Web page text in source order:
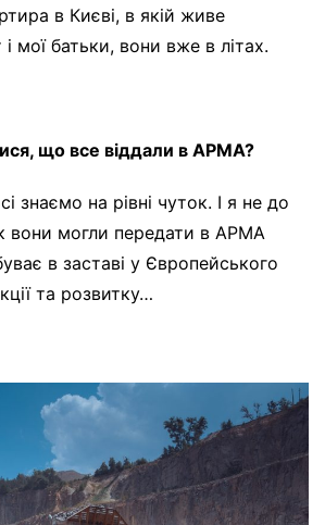
в Києві, в якій живе
мої батьки, вони вже в літах.
що все віддали в АРМА?
на рівні чуток. І я не до
вони могли передати в АРМА
в заставі у Європейського
та розвитку…